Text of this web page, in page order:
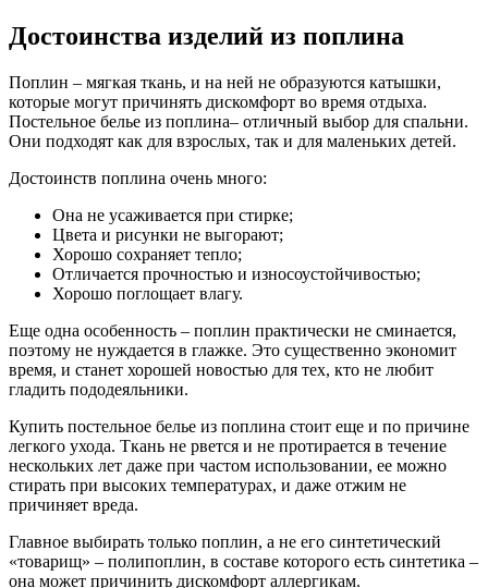
Достоинства изделий из поплина
Поплин – мягкая ткань, и на ней не образуются катышки,
которые могут причинять дискомфорт во время отдыха.
Постельное белье из поплина– отличный выбор для спальни.
Они подходят как для взрослых, так и для маленьких детей.
Достоинств поплина очень много:
Она не усаживается при стирке;
Цвета и рисунки не выгорают;
Хорошо сохраняет тепло;
Отличается прочностью и износоустойчивостью;
Хорошо поглощает влагу.
Еще одна особенность – поплин практически не сминается,
поэтому не нуждается в глажке. Это существенно экономит
время, и станет хорошей новостью для тех, кто не любит
гладить пододеяльники.
Купить постельное белье из поплина стоит еще и по причине
легкого ухода. Ткань не рвется и не протирается в течение
нескольких лет даже при частом использовании, ее можно
стирать при высоких температурах, и даже отжим не
причиняет вреда.
Главное выбирать только поплин, а не его синтетический
«товарищ» – полипоплин, в составе которого есть синтетика –
она может причинить дискомфорт аллергикам.